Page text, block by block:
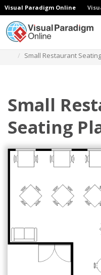
Visual Paradigm Online
Small Restaurant
Small
Seating